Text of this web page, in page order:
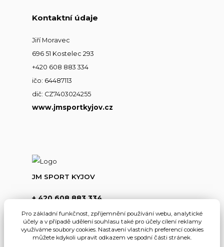
Kontaktní údaje
Jiří Moravec
696 51 Kostelec 293
+420 608 883 334
ičo: 64487113
dič: CZ7403024255
www.jmsportkyjov.cz
JM SPORT KYJOV
+ 420 608 883 334
info@jmsportkyjov.cz
Pro základní funkčnost, zpříjemnění používání webu, analytické
účely a v případě udělení souhlasu také pro účely cílení reklamy
využíváme soubory cookies. Nastavení vlastních preferencí cookies
můžete kdykoli upravit odkazem ve spodní části stránek.